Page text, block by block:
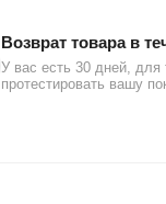
Возврат товара в
У вас есть 30 дней, для
протестировать вашу